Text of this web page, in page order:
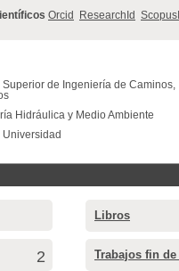
Orcid ResearchId
Superior de Ingeniería de Caminos,
Hidráulica y Medio Ambiente
Libros
2 Trabajos fin